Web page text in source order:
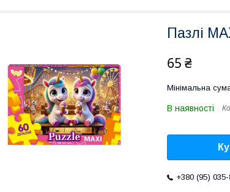
Пазлі
65 ₴
Мінімальна
В наявності
+380 (95)